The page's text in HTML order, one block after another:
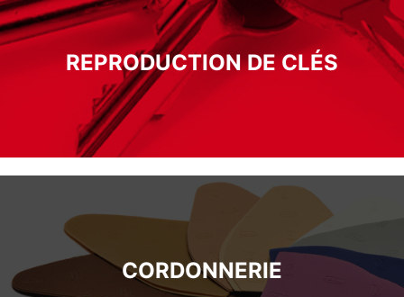
REPRODUCTION DE CLÉS
CORDONNERIE